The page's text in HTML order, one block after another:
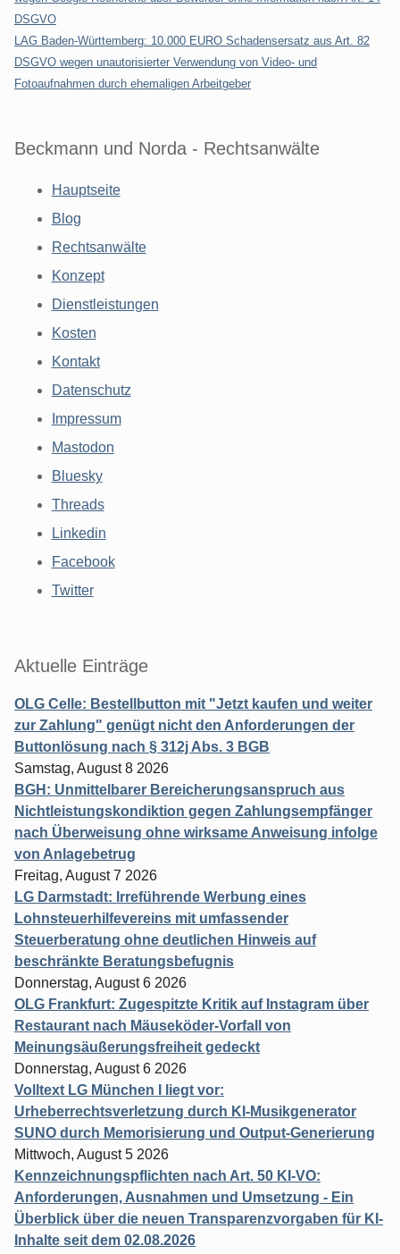
DSGVO
LAG Baden-Württemberg: 10.000 EURO Schadensersatz aus Art. 82
DSGVO wegen unautorisierter Verwendung von Video- und
Fotoaufnahmen durch ehemaligen Arbeitgeber
Beckmann und Norda - Rechtsanwälte
Hauptseite
Blog
Rechtsanwälte
Konzept
Dienstleistungen
Kosten
Kontakt
Datenschutz
Impressum
Mastodon
Bluesky
Threads
Linkedin
Facebook
Twitter
Aktuelle Einträge
OLG Celle: Bestellbutton mit "Jetzt kaufen und weiter
zur Zahlung" genügt nicht den Anforderungen der
Buttonlösung nach § 312j Abs. 3 BGB
Samstag, August 8 2026
BGH: Unmittelbarer Bereicherungsanspruch aus
Nichtleistungskondiktion gegen Zahlungsempfänger
nach Überweisung ohne wirksame Anweisung infolge
von Anlagebetrug
Freitag, August 7 2026
LG Darmstadt: Irreführende Werbung eines
Lohnsteuerhilfevereins mit umfassender
Steuerberatung ohne deutlichen Hinweis auf
beschränkte Beratungsbefugnis
Donnerstag, August 6 2026
OLG Frankfurt: Zugespitzte Kritik auf Instagram über
Restaurant nach Mäuseköder-Vorfall von
Meinungsäußerungsfreiheit gedeckt
Donnerstag, August 6 2026
Volltext LG München I liegt vor:
Urheberrechtsverletzung durch KI-Musikgenerator
SUNO durch Memorisierung und Output-Generierung
Mittwoch, August 5 2026
Kennzeichnungspflichten nach Art. 50 KI-VO:
Anforderungen, Ausnahmen und Umsetzung - Ein
Überblick über die neuen Transparenzvorgaben für KI-
Inhalte seit dem 02.08.2026